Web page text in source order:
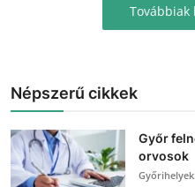
Továbbiak
Népszerű cikkek
Győr
orvosok